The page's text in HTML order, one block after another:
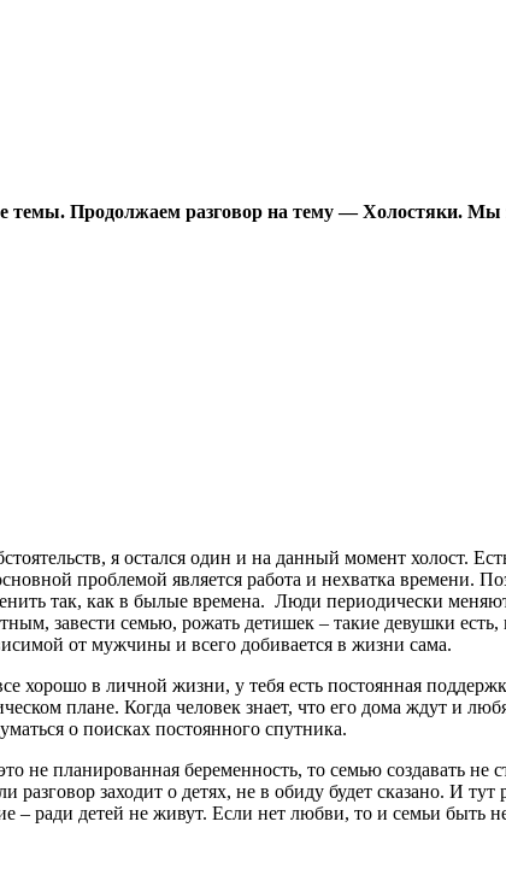
темы. Продолжаем разговор на тему — Холостяки.
я остался один и на данный момент холост.
проблемой является работа и нехватка времени.
так, как в былые времена. Люди периодически
завести семью, рожать детишек – такие девушки
от мужчины и всего добивается в жизни сама.
хорошо в личной жизни, у тебя есть постоянная
плане. Когда человек знает, что его дома ждут и
о поисках постоянного спутника.
не планированная беременность, то семью создавать не
заходит о детях, не в обиду будет сказано. И
– ради детей не живут. Если нет любви, то и семьи быть